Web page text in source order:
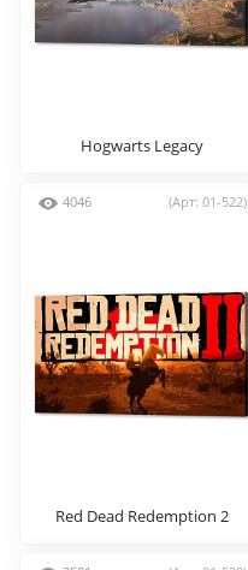
Hogwarts Legacy
4046 (Арт: 01-522)
Red Dead Redemption 2